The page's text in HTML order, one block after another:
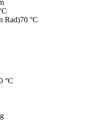
Rad)70 °C
°C